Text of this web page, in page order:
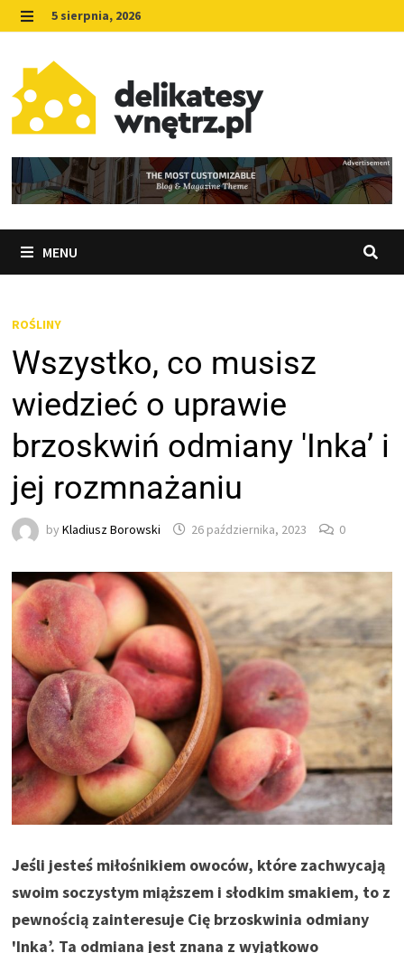
Skip
to
content
MENU
5 sierpnia, 2026
MENU
ROŚLINY
Wszystko, co musisz
wiedzieć o uprawie
brzoskwiń odmiany 'Inka’ i
jej rozmnażaniu
byKladiusz Borowski 26 października, 2023 0
Jeśli jesteś miłośnikiem owoców, które zachwycają
swoim soczystym miąższem i słodkim smakiem, to z
pewnością zainteresuje Cię brzoskwinia odmiany
'Inka’. Ta odmiana jest znana z wyjątkowo